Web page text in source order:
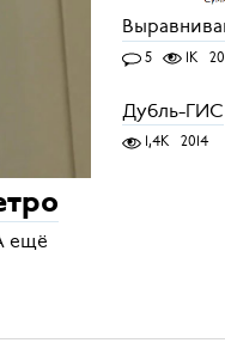
ещё
5 1K
Дубль-ГИС
1,4K 2014